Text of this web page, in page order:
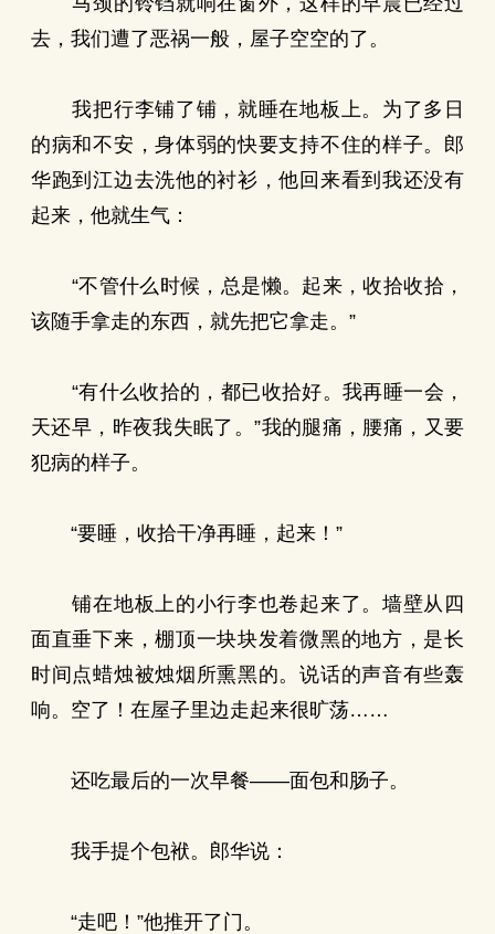
去，我们遭了恶祸一般，屋子空空的了。
我把行李铺了铺，就睡在地板上。为了多日
的病和不安，身体弱的快要支持不住的样子。郎
华跑到江边去洗他的衬衫，他回来看到我还没有
起来，他就生气：
“不管什么时候，总是懒。起来，收拾收拾，
该随手拿走的东西，就先把它拿走。”
“有什么收拾的，都已收拾好。我再睡一会，
天还早，昨夜我失眠了。”我的腿痛，腰痛，又要
犯病的样子。
“要睡，收拾干净再睡，起来！”
铺在地板上的小行李也卷起来了。墙壁从四
面直垂下来，棚顶一块块发着微黑的地方，是长
时间点蜡烛被烛烟所熏黑的。说话的声音有些轰
响。空了！在屋子里边走起来很旷荡……
还吃最后的一次早餐——面包和肠子。
我手提个包袱。郎华说：
“走吧！”他推开了门。